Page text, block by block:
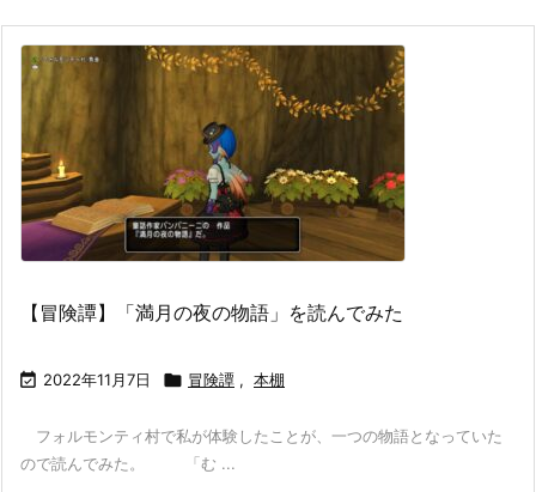
【冒険譚】「満月の夜の物語」を読んでみた
 2022年11月7日  冒険譚 , 本棚
フォルモンティ村で私が体験したことが、一つの物語となっていた
ので読んでみた。 「む ...